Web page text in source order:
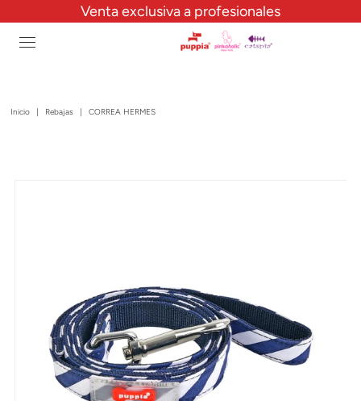
Venta exclusiva a profesionales
Inicio | Rebajas | CORREA HERMES